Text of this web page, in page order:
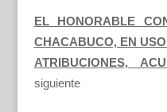
EL HONORABLE
CHACABUCO, EN
ATRIBUCIONES,
siguiente